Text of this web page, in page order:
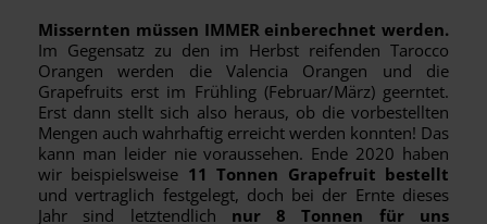
Missernten müssen IMMER einberechnet werden.
Im Gegensatz zu den im Herbst reifenden Tarocco
Orangen werden die Valencia Orangen und die
Grapefruits erst im Frühling (Februar/März) geerntet.
Erst dann stellt sich also heraus, ob die vorbestellten
Mengen auch wahrhaftig erreicht werden konnten! Das
kann man leider nie voraussehen. Ende 2020 haben
wir beispielsweise 11 Tonnen Grapefruit bestellt
und vertraglich festgelegt, doch bei der Ernte dieses
Jahr sind letztendlich nur 8 Tonnen für uns